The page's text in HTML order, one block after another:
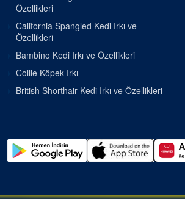
Özellikleri
California Spangled Kedi Irkı ve
Özellikleri
Bambino Kedi Irkı ve Özellikleri
Collie Köpek Irkı
British Shorthair Kedi Irkı ve Özellikleri